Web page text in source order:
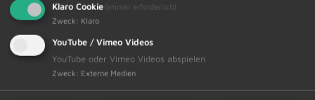
Zur Übersicht
20.12.2024 Amtliche Bekanntmachungen
Klaro Cookie (immer erforderlich)
Zweck : Klaro
YouTube / Vimeo Videos
YouTube oder Vimeo Videos abspielen
Zweck : Externe Medien